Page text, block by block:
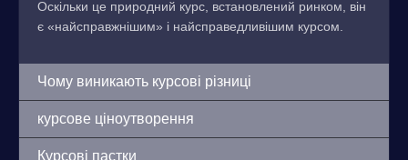
Оскільки це природний курс, встановлений ринком, він
є «найсправжнішим» і найсправедливішим курсом.
Чому виникають курсові різниці
курсове ціноутворення
Курсові пастки